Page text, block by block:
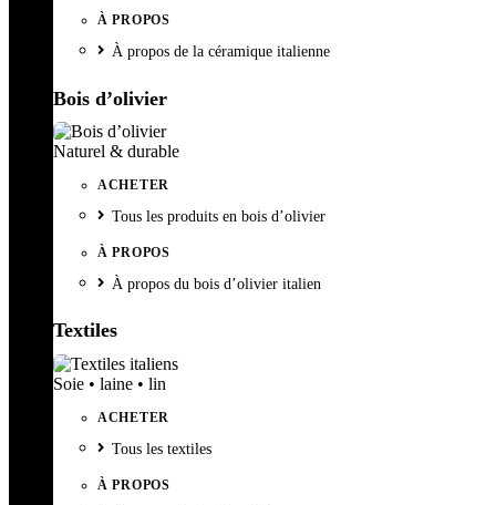
À PROPOS
À propos de la céramique italienne
Bois d’olivier
Naturel & durable
ACHETER
Tous les produits en bois d’olivier
À PROPOS
À propos du bois d’olivier italien
Textiles
Soie • laine • lin
ACHETER
Tous les textiles
À PROPOS